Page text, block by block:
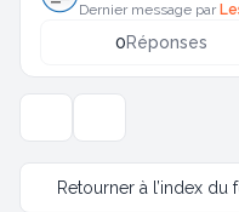
Dernier message par
0Réponses
Retourner à l’index du